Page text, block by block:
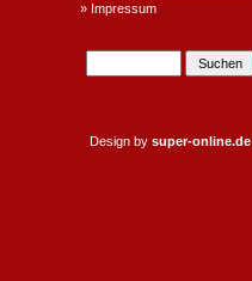
» Impressum
Design by super-online.de